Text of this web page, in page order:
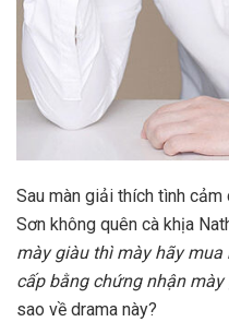
Sau màn giải thích tình cảm
Sơn không quên cà khịa
mày giàu thì mày hãy
cấp bằng chứng nhận mày
sao về drama này?